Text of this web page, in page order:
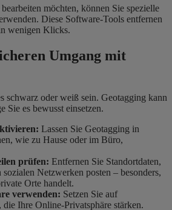
möchten, können Sie spezielle
Diese Software-Tools entfernen
wenigen Klicks.
Umgang mit
schwarz oder weiß sein. Geotagging kann
Sie es bewusst einsetzen.
Lassen Sie Geotagging in
wie zu Hause oder im Büro,
prüfen: Entfernen Sie Standortdaten,
Netzwerken posten – besonders,
Orte handelt.
verwenden: Setzen Sie auf
die Ihre Online-Privatsphäre stärken.